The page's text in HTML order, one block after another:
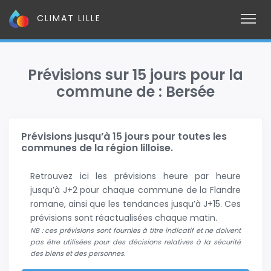
CLIMAT LILLE
Prévisions sur 15 jours pour la
commune de : Bersée
Prévisions jusqu’à 15 jours pour toutes les
communes de la région lilloise.
Retrouvez ici les prévisions heure par heure
jusqu’à J+2 pour chaque commune de la Flandre
romane, ainsi que les tendances jusqu’à J+15. Ces
prévisions sont réactualisées chaque matin.
NB : ces prévisions sont fournies à titre indicatif et ne doivent
pas être utilisées pour des décisions relatives à la sécurité
des biens et des personnes.